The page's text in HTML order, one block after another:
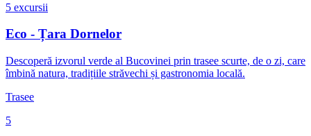
5 excursii
Eco - Țara Dornelor
Descoperă izvorul verde al Bucovinei prin trasee scurte, de o zi, care
îmbină natura, tradițiile străvechi și gastronomia locală.
Trasee
5